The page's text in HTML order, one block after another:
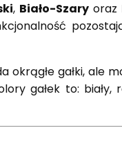
, Biało-Szary oraz
gałki, ale
gałek to: biały,